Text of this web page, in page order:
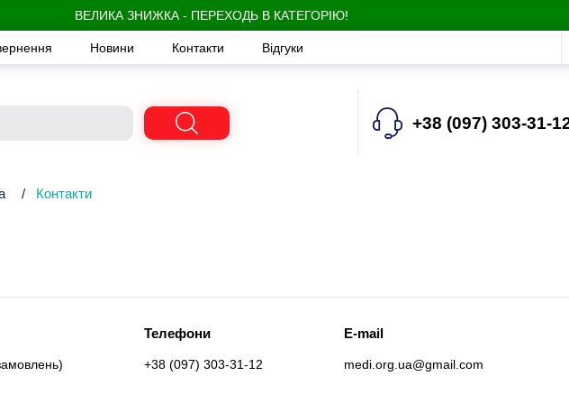
ВЕЛИКА ЗНИЖКА - ПЕРЕХОДЬ В КАТЕГОРІЮ!
Новини Контакти Відгуки
+38 (097) 303-31-
/ Контакти
Телефони
+38 (097) 303-31-12
E-mail
medi.org.ua@gmail.com